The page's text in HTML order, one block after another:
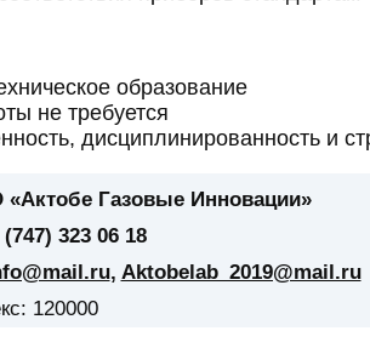
образование
не требуется
дисциплинированность и
Газовые Инновации»
(747) 323 06 18
, Aktobelab_2019@mail.ru
120000